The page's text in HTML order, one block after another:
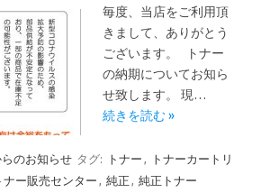
毎度、当店をご利用頂
きまして、ありがとう
ございます。 トナー
の納期についてお知ら
せ致します。 現…
続きを読む »
らのお知らせ タグ: トナー ,
トナーカートリ
ナー販売センター , 純正 , 純正トナー